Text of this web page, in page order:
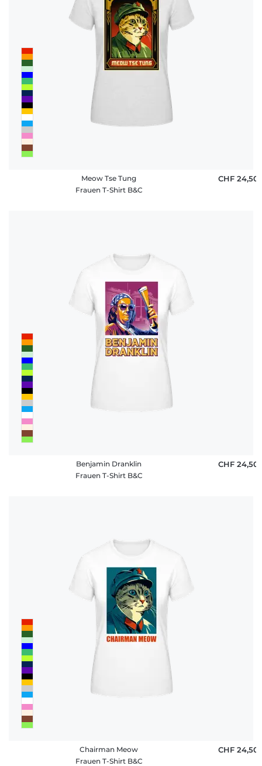
Meow Tse Tung
Frauen T-Shirt B&C
CHF 24,50
Benjamin Dranklin
Frauen T-Shirt B&C
CHF 24,50
Chairman Meow
Frauen T-Shirt B&C
CHF 24,50